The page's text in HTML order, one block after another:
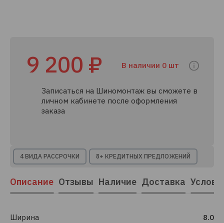
9 200 ₽ В наличии 0 шт
Записаться на Шиномонтаж вы сможете в
личном кабинете после оформления
заказа
4 ВИДА РАССРОЧКИ 8+ КРЕДИТНЫХ ПРЕДЛОЖЕНИЙ
Описание Отзывы Наличие Доставка
Ширина 8.0